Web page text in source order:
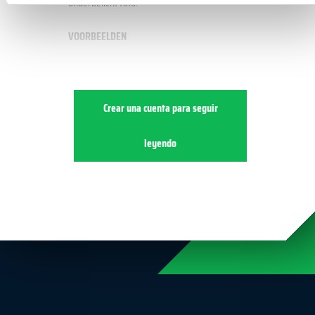
VOORBEELDEN
Crear una cuenta para seguir
leyendo